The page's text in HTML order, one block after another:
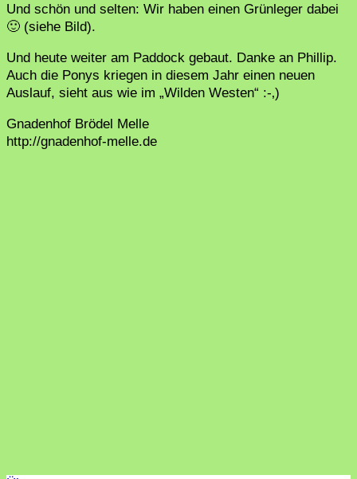
Und schön und selten: Wir haben einen Grünleger dabei
🙂 (siehe Bild).
Und heute weiter am Paddock gebaut. Danke an Phillip.
Auch die Ponys kriegen in diesem Jahr einen neuen
Auslauf, sieht aus wie im „Wilden Westen“ :-‚)
Gnadenhof Brödel Melle
http://gnadenhof-melle.de